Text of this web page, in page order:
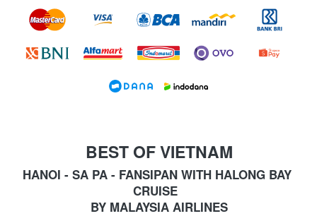
BEST OF VIETNAM
HANOI - SA PA - FANSIPAN WITH HALONG BAY
CRUISE
BY MALAYSIA AIRLINES